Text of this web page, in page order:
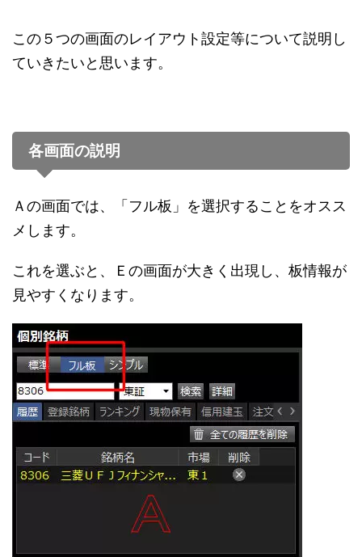
この５つの画面のレイアウト設定等について説明し
ていきたいと思います。
各画面の説明
Ａの画面では、「フル板」を選択することをオスス
メします。
これを選ぶと、Ｅの画面が大きく出現し、板情報が
見やすくなります。